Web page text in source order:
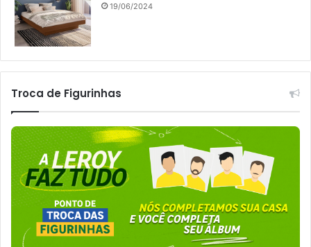
19/06/2024
Troca de Figurinhas